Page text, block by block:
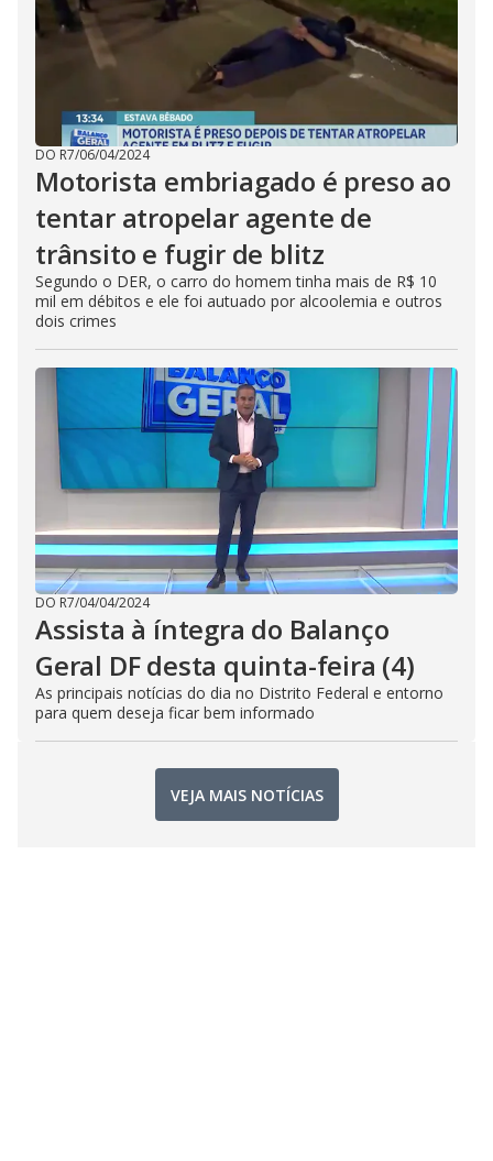
DO R7/06/04/2024
Motorista embriagado é preso ao
tentar atropelar agente de
trânsito e fugir de blitz
Segundo o DER, o carro do homem tinha mais de R$ 10
mil em débitos e ele foi autuado por alcoolemia e outros
dois crimes
DO R7/04/04/2024
Assista à íntegra do Balanço
Geral DF desta quinta-feira (4)
As principais notícias do dia no Distrito Federal e entorno
para quem deseja ficar bem informado
VEJA MAIS NOTÍCIAS